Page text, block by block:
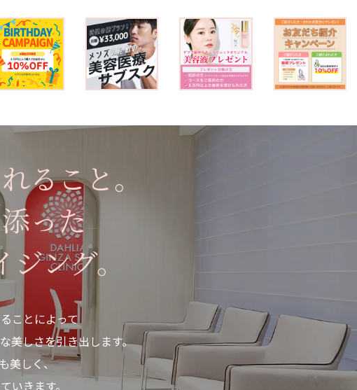
ること。
った
ング。
ことによって
美しさを引き出します。
美しく、
いきます。